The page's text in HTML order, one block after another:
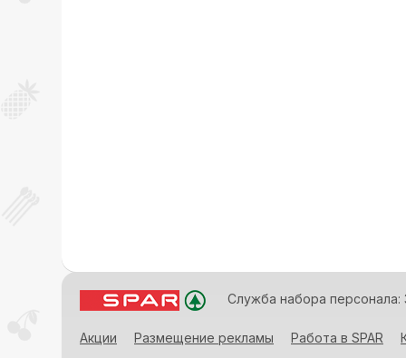
Служба набора персонала:
Акции Размещение рекламы Работа в SPAR